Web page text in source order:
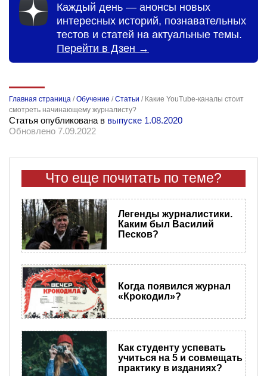
Каждый день — анонсы новых
интересных историй, познавательных
тестов и статей на актуальные темы.
Перейти в Дзен →
Главная страница /Обучение /Статьи / Какие YouTube-каналы стоит
смотреть начинающему журналисту?
Статья опубликована в выпуске 1.08.2020
Обновлено 7.09.2022
Что еще почитать по теме?
Легенды журналистики.
Каким был Василий
Песков?
Когда появился журнал
«Крокодил»?
Как студенту успевать
учиться на 5 и совмещать
практику в изданиях?